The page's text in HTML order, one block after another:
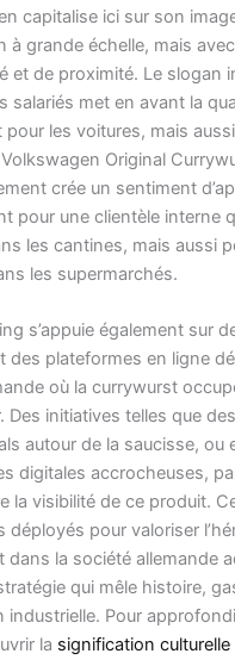
capitalise ici sur son
à grande échelle, mais
et de proximité. Le slogan
salariés met en avant la
pour les voitures, mais
Original
crée un sentiment
pour une clientèle interne
les cantines, mais aussi
les supermarchés.
s’appuie également sur
des plateformes en ligne
où la currywurst
Des initiatives telles que
autour de la saucisse, ou
digitales accrocheuses,
la visibilité de ce produit.
déployés pour valoriser
dans la société allemande
qui mêle histoire,
industrielle. Pour
la signification